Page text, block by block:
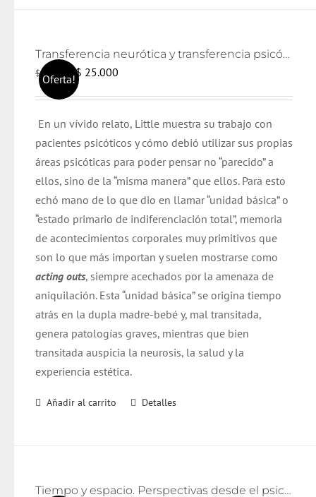
Oferta!
Transferencia neurótica y transferencia psicótica (2da edición)
$26.000
El
precio
era:
$ 26.000.
$ 25.000
es:
$ 25.000.
En un vívido relato, Little muestra su trabajo con
pacientes psicóticos y cómo debió utilizar sus propias
áreas psicóticas para poder pensar no “parecido” a
ellos, sino de la “misma manera” que ellos. Para esto
echó mano de lo que dio en llamar “unidad básica” o
“estado primario de indiferenciación total”, memoria
de acontecimientos corporales muy primitivos que
son lo que más importan y suelen mostrarse como
acting outs, siempre acechados por la amenaza de
aniquilación. Esta “unidad básica” se origina tiempo
atrás en la dupla madre-bebé y, mal transitada,
genera patologías graves, mientras que bien
transitada auspicia la neurosis, la salud y la
experiencia estética.
Añadir al carrito Detalles
Tiempo y espacio. Perspectivas desde el psicoanálisis y el arte